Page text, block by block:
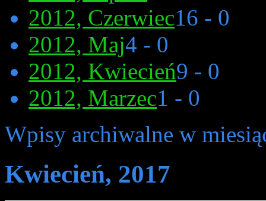
2012, Czerwiec16 - 0
2012, Maj4 - 0
2012, Kwiecień9 - 0
2012, Marzec1 - 0
Wpisy archiwalne w
Kwiecień, 2017